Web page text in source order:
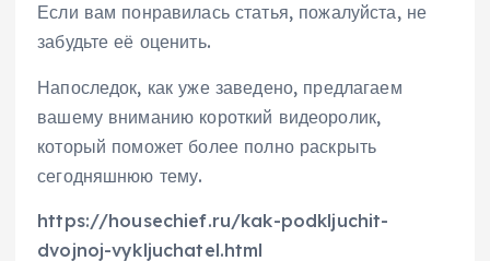
Если вам понравилась статья, пожалуйста, не
забудьте её оценить.
Напоследок, как уже заведено, предлагаем
вашему вниманию короткий видеоролик,
который поможет более полно раскрыть
сегодняшнюю тему.
https://housechief.ru/kak-podkljuchit-
dvojnoj-vykljuchatel.html